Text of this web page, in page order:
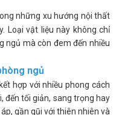
những xu hướng nội thất
Loại vật liệu này không chỉ
ngủ mà còn đem đến nhiều
ngủ
hợp với nhiều phong cách
đến tối giản, sang trọng hay
gần gũi với thiên nhiên và